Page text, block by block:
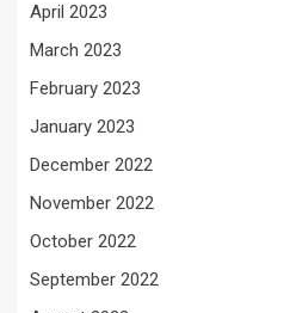
April 2023
March 2023
February 2023
January 2023
December 2022
November 2022
October 2022
September 2022